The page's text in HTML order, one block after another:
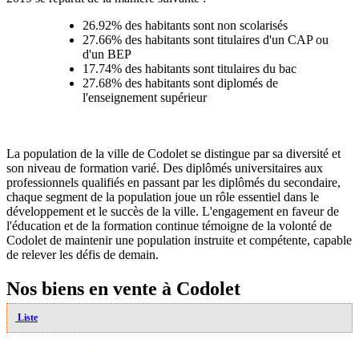
26.92% des habitants sont non scolarisés
27.66% des habitants sont titulaires d'un CAP ou
d'un BEP
17.74% des habitants sont titulaires du bac
27.68% des habitants sont diplomés de
l'enseignement supérieur
La population de la ville de Codolet se distingue par sa diversité et
son niveau de formation varié. Des diplômés universitaires aux
professionnels qualifiés en passant par les diplômés du secondaire,
chaque segment de la population joue un rôle essentiel dans le
développement et le succès de la ville. L'engagement en faveur de
l'éducation et de la formation continue témoigne de la volonté de
Codolet de maintenir une population instruite et compétente, capable
de relever les défis de demain.
Nos biens en vente à Codolet
Liste